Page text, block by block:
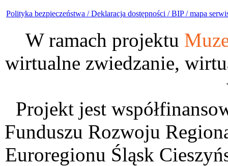
Polityka bezpieczeństwa /Deklaracja dostępności /BIP /mapa
W ramach projektu
wirtualne zwiedzanie,
Projekt jest
Funduszu Rozwoju
Euroregionu Śląsk